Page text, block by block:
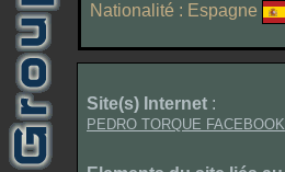
Nationalité : Espagne
Site(s) Internet :
PEDRO TORQUE FACEBOOK